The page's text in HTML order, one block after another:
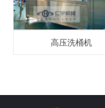
高压洗桶机